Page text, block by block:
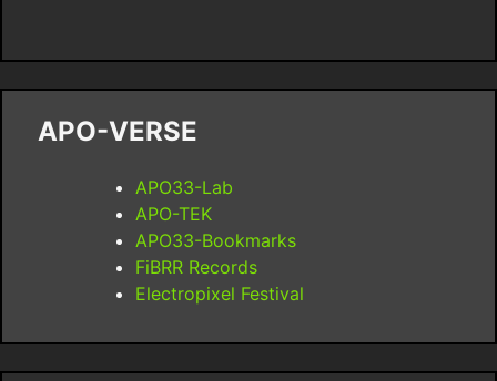
APO-VERSE
APO33-Lab
APO-TEK
APO33-Bookmarks
FiBRR Records
Electropixel Festival